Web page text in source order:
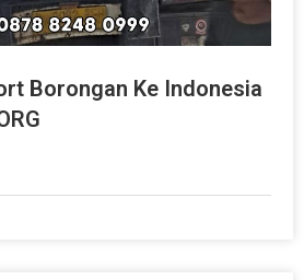
Borongan Ke Indonesia